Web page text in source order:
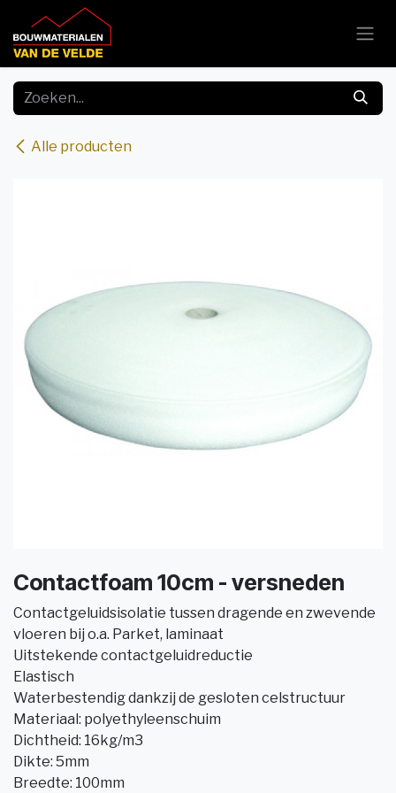
Overslaan naar inhoud
Alle producten
Contactfoam 10cm - versneden
Contactgeluidsisolatie tussen dragende en zwevende
vloeren bij o.a. Parket, laminaat
Uitstekende contactgeluidreductie
Elastisch
Waterbestendig dankzij de gesloten celstructuur
Materiaal: polyethyleenschuim
Dichtheid: 16kg/m3
Dikte: 5mm
Breedte: 100mm